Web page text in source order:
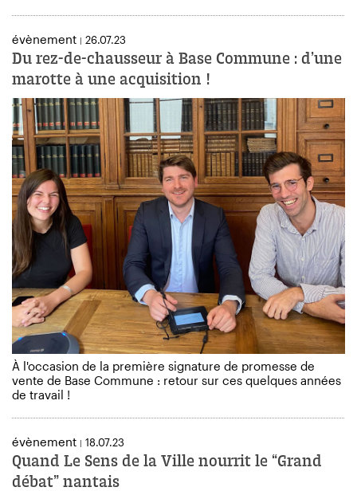
évènement | 26.07.23
Du rez-de-chausseur à Base Commune : d’une
marotte à une acquisition !
À l'occasion de la première signature de promesse de
vente de Base Commune : retour sur ces quelques années
de travail !
évènement | 18.07.23
Quand Le Sens de la Ville nourrit le “Grand
débat” nantais